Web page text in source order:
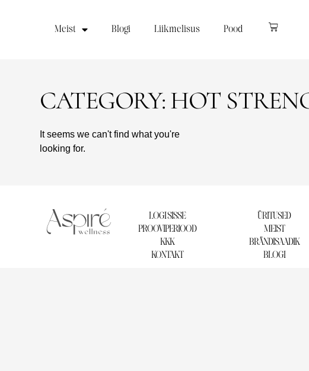
Meist Blogi Liikmelisus Pood
CATEGORY: HOT
It seems we can't find what you're
looking for.
LOGI SISSE
PROOVIPERIOOD
KKK
KONTAKT
ÜRITUSED
MEIST
BRÄNDISAADIK
BLOGI